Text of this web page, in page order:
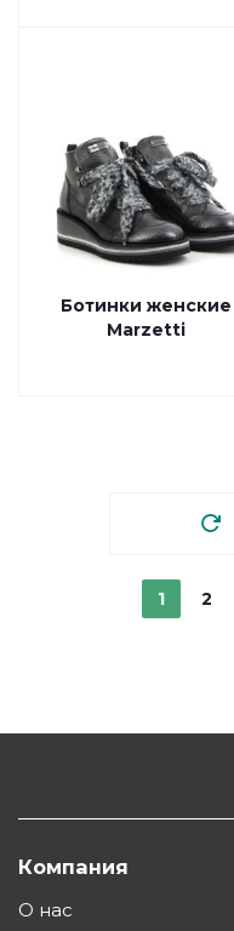
Ботинки женские
Marzetti
1 2
Компания
О нас